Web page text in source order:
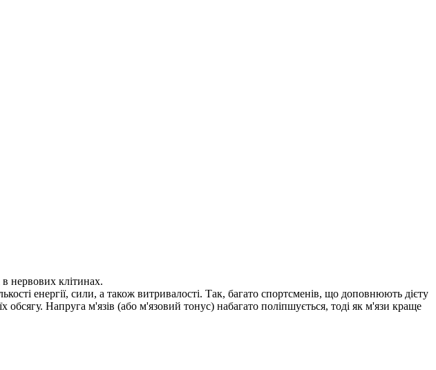
нервових клітинах.
енергії, сили, а також витривалості. Так, багато спортсменів, що доповнюють дієту
Напруга м'язів (або м'язовий тонус) набагато поліпшується, тоді як м'язи краще